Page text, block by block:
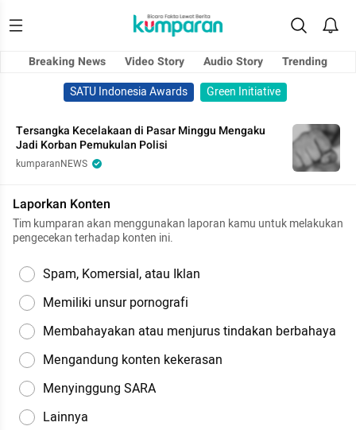
Breaking News Video Story Audio Story
Trending
SATU Indonesia Awards
Green Initiative
Tersangka Kecelakaan di Pasar Minggu Mengaku
Jadi Korban Pemukulan Polisi
kumparanNEWS
Laporkan Konten
Tim kumparan akan menggunakan laporan kamu untuk melakukan
pengecekan terhadap konten ini.
Spam, Komersial, atau Iklan
Memiliki unsur pornografi
Membahayakan atau menjurus tindakan berbahaya
Mengandung konten kekerasan
Menyinggung SARA
Lainnya